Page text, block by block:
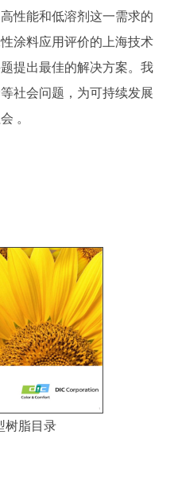
性能和低溶剂这一需求的
涂料应用评价的上海技术
提出最佳的解决方案。我
社会问题，为可持续发展
。
树脂目录